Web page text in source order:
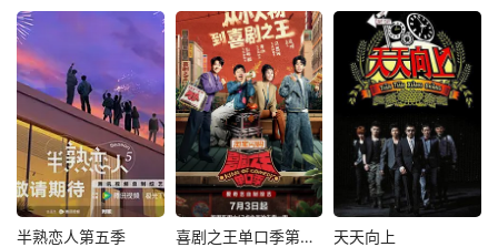
半熟恋人第五季 喜剧之王单口季第三季 天天向上